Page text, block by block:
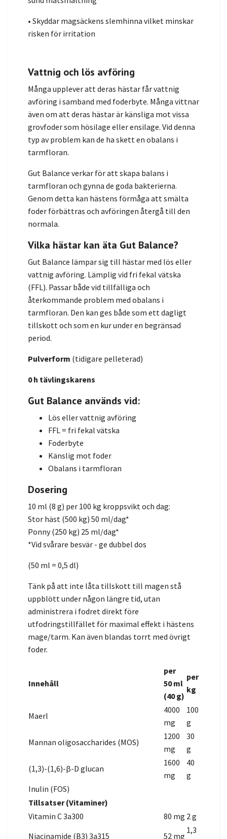
• Skyddar magsäckens slemhinna vilket minskar
risken för irritation
Vattnig och lös avföring
Många upplever att deras hästar får vattnig
avföring i samband med foderbyte. Många vittnar
även om att deras hästar är känsliga mot vissa
grovfoder som hösilage eller ensilage. Vid denna
typ av problem kan de ha skett en obalans i
tarmfloran.
Gut Balance verkar för att skapa balans i
tarmfloran och gynna de goda bakterierna.
Genom detta kan hästens förmåga att smälta
foder förbättras och avföringen återgå till den
normala.
Vilka hästar kan äta Gut Balance?
Gut Balance lämpar sig till hästar med lös eller
vattnig avföring. Lämplig vid fri fekal vätska
(FFL). Passar både vid tillfälliga och
återkommande problem med obalans i
tarmfloran. Den kan ges både som ett dagligt
tillskott och som en kur under en begränsad
period.
Pulverform (tidigare pelleterad)
0 h tävlingskarens
Gut Balance används vid:
Lös eller vattnig avföring
FFL = fri fekal vätska
Foderbyte
Känslig mot foder
Obalans i tarmfloran
Dosering
10 ml (8 g) per 100 kg kroppsvikt och dag:
Stor häst (500 kg) 50 ml/dag*
Ponny (250 kg) 25 ml/dag*
*Vid svårare besvär - ge dubbel dos
(50 ml = 0,5 dl)
Tänk på att inte låta tillskott till magen stå
uppblött under någon längre tid, utan
administrera i fodret direkt före
utfodringstillfället för maximal effekt i hästens
mage/tarm. Kan även blandas torrt med övrigt
foder.
Innehåll
per
50 ml
(40 g)
per
kg
Maerl
4000
mg
100
g
Mannan oligosaccharides (MOS)
1200
mg
30
g
(1,3)-(1,6)-β-D glucan
1600
mg
40
g
Inulin (FOS)
Tillsatser (Vitaminer)
Vitamin C 3a300
80 mg 2 g
Niacinamide (B3) 3a315
52 mg
1,3